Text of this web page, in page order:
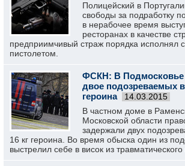
Полицейский в
свободы за подработку
в нерабочее время
ресторанах в качестве
предприимчивый страж порядка исполнял
пистолетом.
ФСКН: В Подмосковье
двое подозреваемых в
героина
14.03.2015
В частном доме в
Московской области
задержали двух
16 кг героина. Во время обыска один из
выстрелил себе в висок из травматического